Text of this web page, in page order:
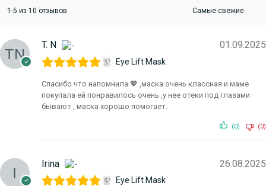
1-5 из 10 отзывов
T. N 01.09.2025
Eye Lift Mask
Спасибо что напомнила 💖 ,маска очень классная и маме
покупала ей понравилось очень ,у нее отеки под глазами
бывают , маска хорошо помогает.
(0) (0)
Irina 26.08.2025
Eye Lift Mask